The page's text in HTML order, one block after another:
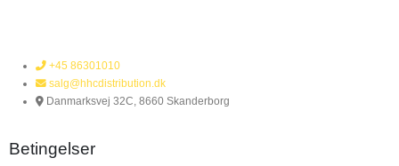
+45 86301010
salg@hhcdistribution.dk
Danmarksvej 32C, 8660 Skanderborg
Betingelser